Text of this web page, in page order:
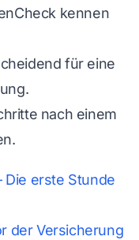
kennen
für eine
nach einem
Die erste Stunde
der Versicherung